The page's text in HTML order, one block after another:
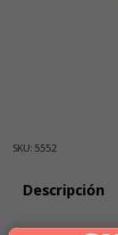
SKU: 5552
Descripción